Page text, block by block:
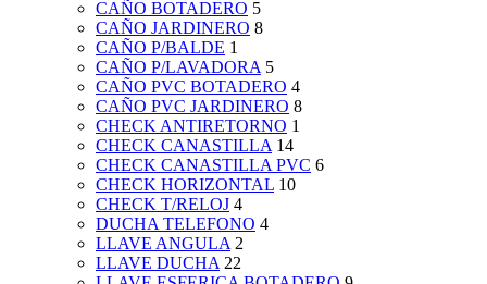
CAÑO BOTADERO 5
CAÑO JARDINERO 8
CAÑO P/BALDE 1
CAÑO P/LAVADORA 5
CAÑO PVC BOTADERO 4
CAÑO PVC JARDINERO 8
CHECK ANTIRETORNO 1
CHECK CANASTILLA 14
CHECK CANASTILLA PVC 6
CHECK HORIZONTAL 10
CHECK T/RELOJ 4
DUCHA TELEFONO 4
LLAVE ANGULA 2
LLAVE DUCHA 22